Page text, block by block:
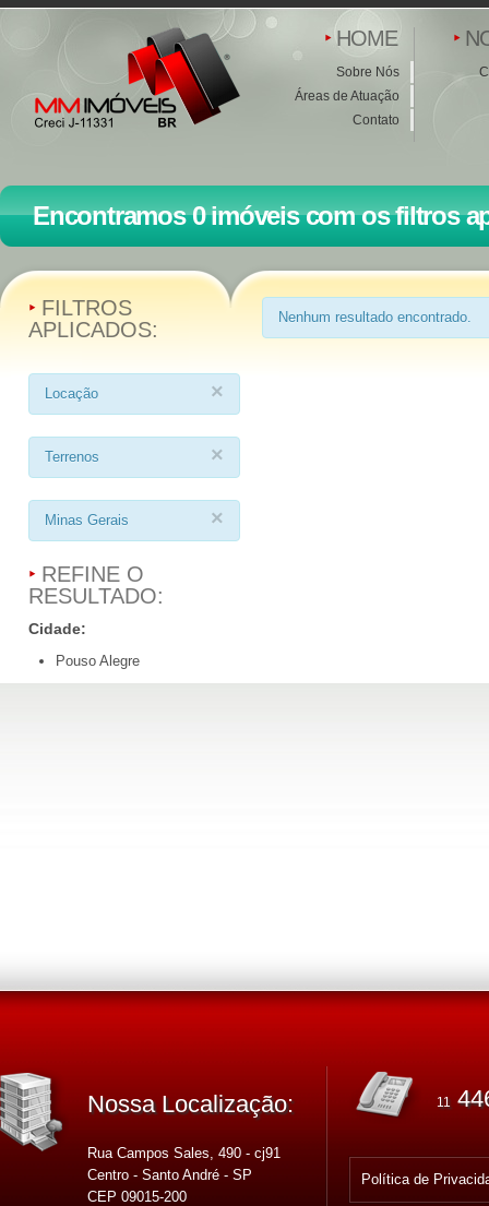
HOME
Sobre Nós
Áreas de Atuação
Contato
Encontramos 0 imóveis com os filtros
FILTROS
APLICADOS:
Locação ×
Terrenos ×
Minas Gerais ×
REFINE O
RESULTADO:
Cidade:
Pouso Alegre
Nenhum resultado encontrado.
Nossa Localização:
Rua Campos Sales, 490 - cj91
Centro - Santo André - SP
CEP 09015-200
11
Política de